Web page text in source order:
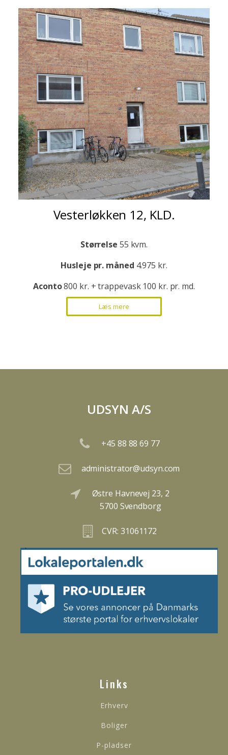
Vesterløkken 12, KLD.
Størrelse 55 kvm.
Husleje pr. måned 4.975 kr.
Aconto800 kr. + trappevask 100 kr. pr. md.
Læs mere
UDSYN A/S
+45 88 88 69 77
administrator@udsyn.com
Østre Havnevej 23, 2
5700 Svendborg
CVR: 31061172
Links
Erhverv
Boliger
P-pladser